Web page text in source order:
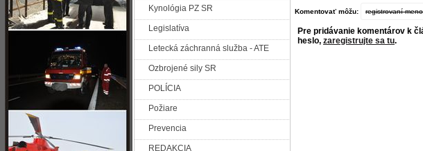
Kynológia PZ SR
Legislatíva
Letecká záchranná služba - ATE
Ozbrojené sily SR
POLÍCIA
Požiare
Prevencia
REDAKCIA
Komentovať môžu: registrovaní
Pre pridávanie komentárov k
heslo, zaregistrujte sa tu.